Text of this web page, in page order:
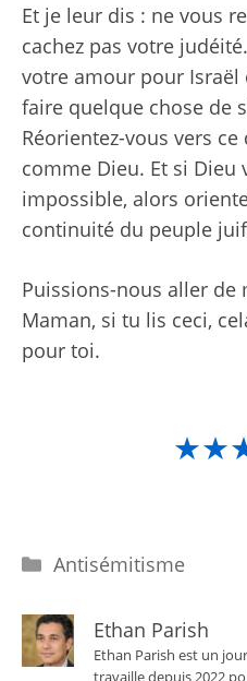
Et je leur dis : ne vous
cachez pas votre
votre amour pour Israël
faire quelque chose de
Réorientez-vous vers
comme Dieu. Et si Dieu
impossible, alors
continuité du peuple
Puissions-nous aller de
Maman, si tu lis ceci,
pour toi.
Catégories
Antisémitisme
Ethan Parish
Ethan Parish est un
travaille depuis 2022